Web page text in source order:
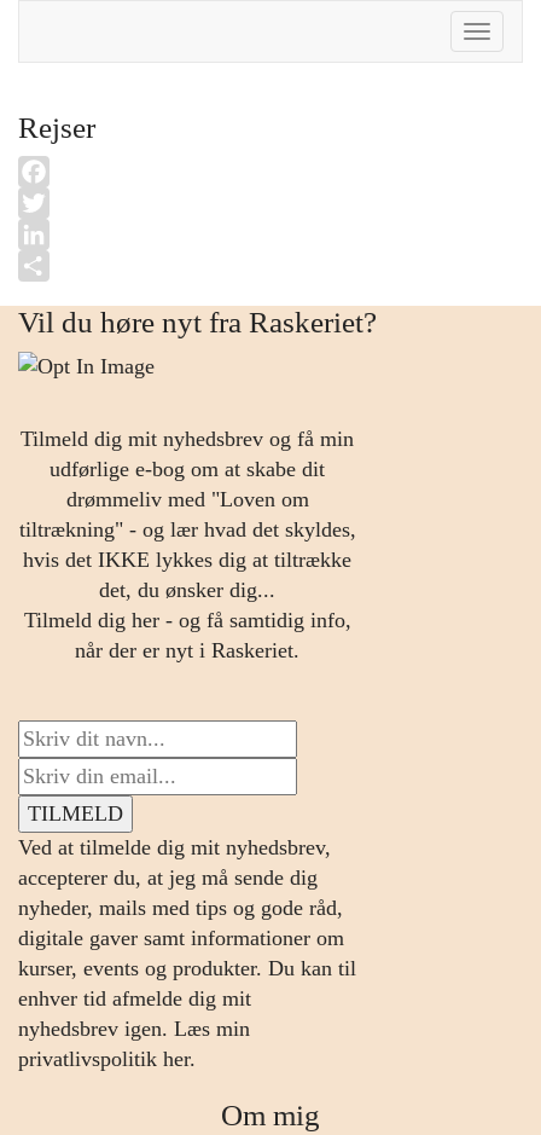
Toggle
Rejser
Facebook
Twitter
LinkedIn
Vil du høre nyt fra Raskeriet?
Tilmeld dig mit nyhedsbrev og få min
udførlige e-bog om at skabe dit
drømmeliv med "Loven om
tiltrækning" - og lær hvad det skyldes,
hvis det IKKE lykkes dig at tiltrække
det, du ønsker dig...
Tilmeld dig her - og få samtidig info,
når der er nyt i Raskeriet.
Ved at tilmelde dig mit nyhedsbrev,
accepterer du, at jeg må sende dig
nyheder, mails med tips og gode råd,
digitale gaver samt informationer om
kurser, events og produkter. Du kan til
enhver tid afmelde dig mit
nyhedsbrev igen. Læs min
privatlivspolitik her.
Om mig